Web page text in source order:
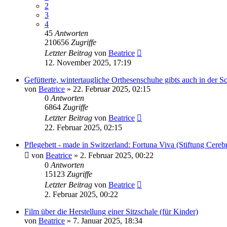
2
3
4
45 Antworten
210656 Zugriffe
Letzter Beitrag von Beatrice
12. November 2025, 17:19
Gefütterte, wintertaugliche Orthesenschuhe gibts auch in der
von Beatrice » 22. Februar 2025, 02:15
0 Antworten
6864 Zugriffe
Letzter Beitrag von Beatrice
22. Februar 2025, 02:15
Pflegebett - made in Switzerland: Fortuna Viva (Stiftung
von Beatrice » 2. Februar 2025, 00:22
0 Antworten
15123 Zugriffe
Letzter Beitrag von Beatrice
2. Februar 2025, 00:22
Film über die Herstellung einer Sitzschale (für Kinder)
von Beatrice » 7. Januar 2025, 18:34